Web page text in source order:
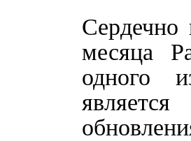
Сердечно
месяца
одного